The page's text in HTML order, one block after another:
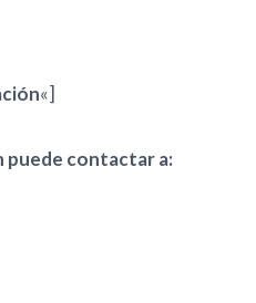
«]
puede contactar a: